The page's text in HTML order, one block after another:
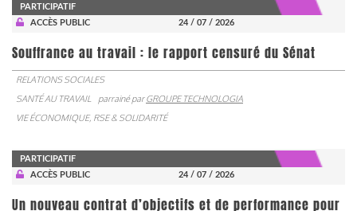
PARTICIPATIF
ACCÈS PUBLIC
24 / 07 / 2026
Souffrance au travail : le rapport censuré du Sénat
RELATIONS SOCIALES
SANTÉ AU TRAVAIL
parrainé parGROUPE TECHNOLOGIA
VIE ÉCONOMIQUE, RSE & SOLIDARITÉ
PARTICIPATIF
ACCÈS PUBLIC
24 / 07 / 2026
Un nouveau contrat d’objectifs et de performance pour